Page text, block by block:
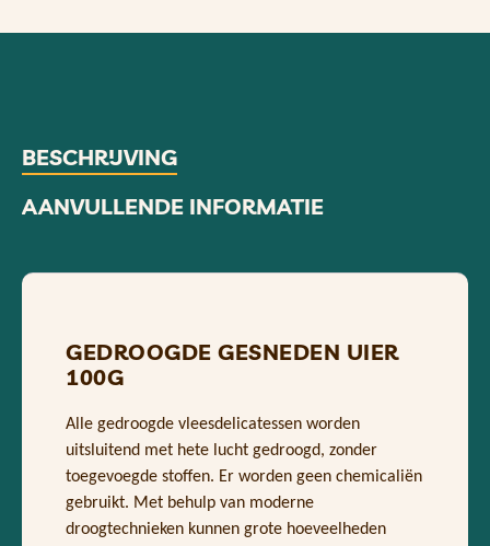
BESCHRIJVING
AANVULLENDE INFORMATIE
GEDROOGDE GESNEDEN UIER
100G
Alle gedroogde vleesdelicatessen worden
uitsluitend met hete lucht gedroogd, zonder
toegevoegde stoffen. Er worden geen chemicaliën
gebruikt. Met behulp van moderne
droogtechnieken kunnen grote hoeveelheden